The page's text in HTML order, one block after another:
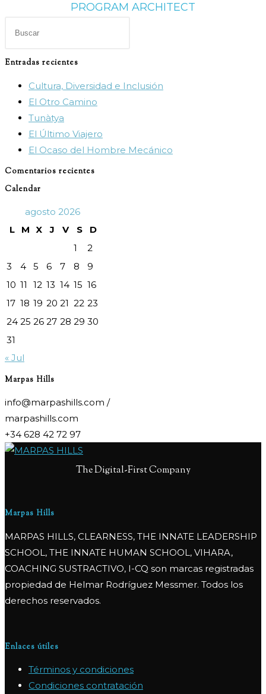
PROGRAM ARCHITECT
el
Entradas recientes
Cultura, Diversidad e Inclusión
El Otro Camino
Tunàtya
El Último Viajero
El Ocaso del Hombre Mecánico
Comentarios recientes
Calendar
agosto 2026
L
M X J V S
D
1
2
3
4 5 6 7 8
9
10 11 12 13 14 15 16
17 18 19 20 21 22 23
24 25 26 27 28 29 30
31
« Jul
Marpas Hills
info@marpashills.com /
marpashills.com
+34 628 42 72 97
The Digital-First Company
Marpas Hills
MARPAS HILLS, CLEARNESS, THE INNATE LEADERSHIP
SCHOOL, THE INNATE HUMAN SCHOOL, VIHARA,
COACHING SUSTRACTIVO, I-CQ son marcas registradas
propiedad de Helmar Rodríguez Messmer. Todos los
derechos reservados.
Enlaces útiles
Términos y condiciones
Condiciones contratación